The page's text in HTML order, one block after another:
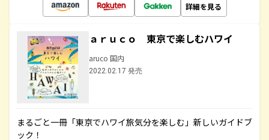
詳細を見る
ａｒｕｃｏ 東京で楽しむハワイ
aruco 国内
2022.02.17 発売
まるごと一冊「東京でハワイ旅気分を楽しむ」新しいガイドブ
ック！